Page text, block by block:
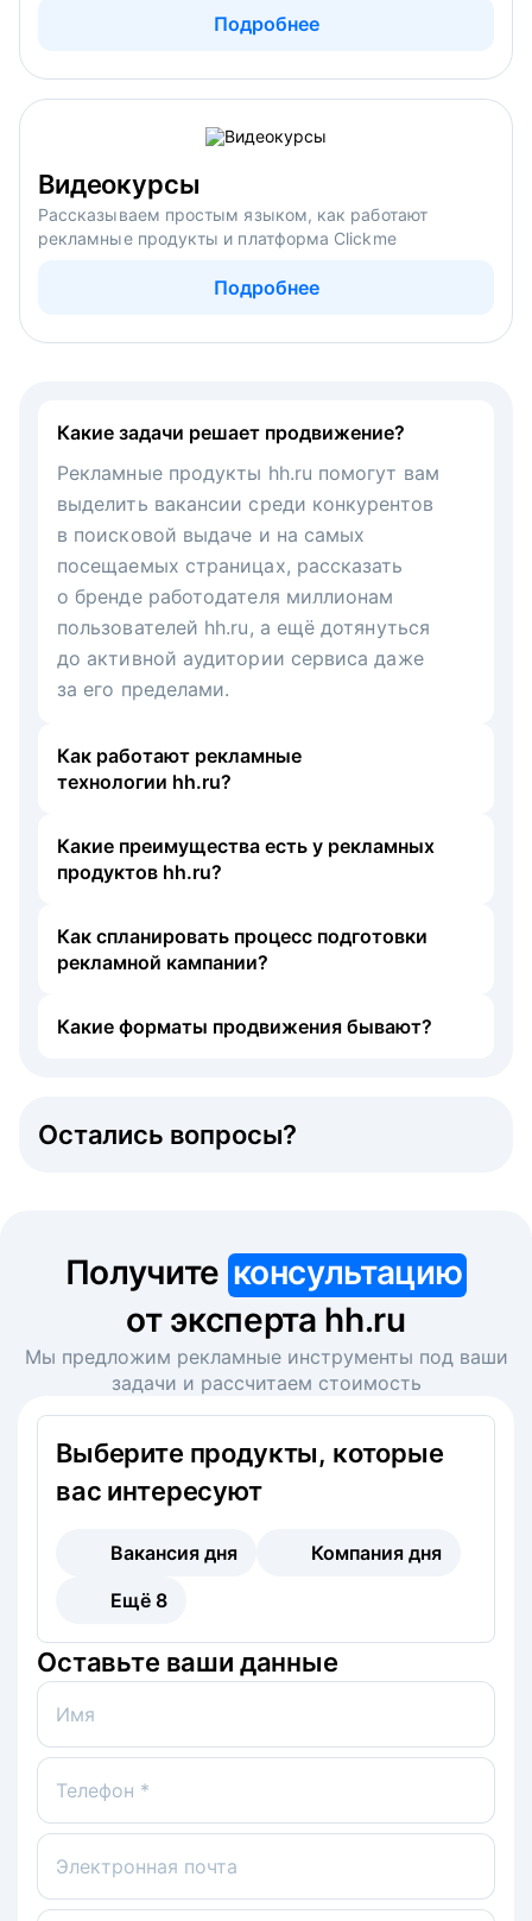
Подробнее
Видеокурсы
Рассказываем простым языком, как работают
рекламные продукты и платформа Clickme
Подробнее
Какие задачи решает продвижение?
Рекламные продукты hh.ru помогут вам
выделить вакансии среди конкурентов
в поисковой выдаче и на самых
посещаемых страницах, рассказать
о бренде работодателя миллионам
пользователей hh.ru, а ещё дотянуться
до активной аудитории сервиса даже
за его пределами.
Как работают рекламные
технологии hh.ru?
Какие преимущества есть у рекламных
продуктов hh.ru?
Как спланировать процесс подготовки
рекламной кампании?
Какие форматы продвижения бывают?
Остались вопросы?
Получите консультацию
от эксперта hh.ru
Мы предложим рекламные инструменты под ваши
задачи и рассчитаем стоимость
Выберите продукты, которые
вас интересуют
Вакансия дня
Компания дня
Ещё 8
Оставьте ваши данные
Имя
Телефон *
Электронная почта